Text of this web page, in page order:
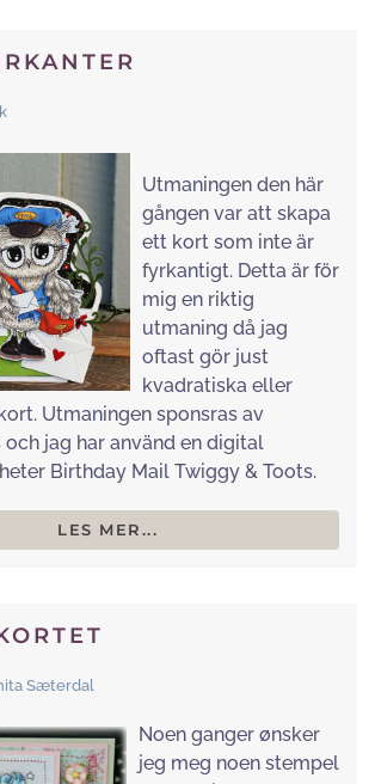
Utmaningen den här
gången var att skapa
ett kort som inte är
fyrkantigt. Detta är för
mig en riktig
utmaning då jag
oftast gör just
kvadratiska eller
Utmaningen sponsras av
jag har använd en digital
Birthday Mail Twiggy & Toots.
LES MER...
Sæterdal
Noen ganger ønsker
jeg meg noen stempel